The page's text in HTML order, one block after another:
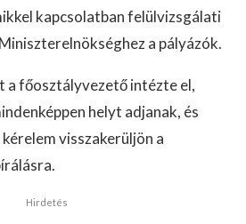
kapcsolatban felülvizsgálati
a pályázók.
a főosztályvezető intézte el,
helyt adjanak, és
visszakerüljön a
Hirdetés